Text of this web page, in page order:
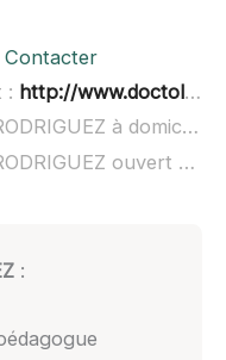
Contacter
: http://www.doctolib.fr/dentiste/gourdan-polignan/andrea-rodriguez
Dr Andrea RODRIGUEZ à domicile :
Dr Andrea RODRIGUEZ ouvert dimanche :
: